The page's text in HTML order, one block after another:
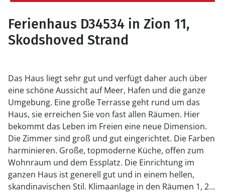
Ferienhaus D34534 in Zion 11,
Skodshoved Strand
Das Haus liegt sehr gut und verfügt daher auch über
eine schöne Aussicht auf Meer, Hafen und die ganze
Umgebung. Eine große Terrasse geht rund um das
Haus, sie erreichen Sie von fast allen Räumen. Hier
bekommt das Leben im Freien eine neue Dimension.
Die Zimmer sind groß und gut eingerichtet. Die Farben
harminieren. Große, topmoderne Küche, offen zum
Wohnraum und dem Essplatz. Die Einrichtung im
ganzen Haus ist generell gut und in einem hellen,
skandinavischen Stil. Klimaanlage in den Räumen 1, 2